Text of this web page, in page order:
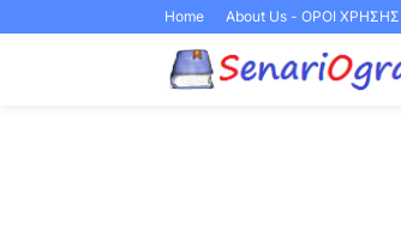
Home About Us - ΟΡΟΙ ΧΡΗΣΗΣ